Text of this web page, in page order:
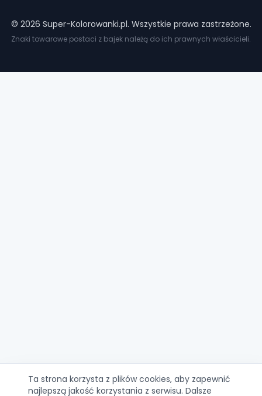
© 2026 Super-Kolorowanki.pl. Wszystkie prawa zastrzeżone.
Znaki towarowe postaci z bajek należą do ich prawnych właścicieli.
Ta strona korzysta z plików cookies, aby zapewnić
najlepszą jakość korzystania z serwisu. Dalsze